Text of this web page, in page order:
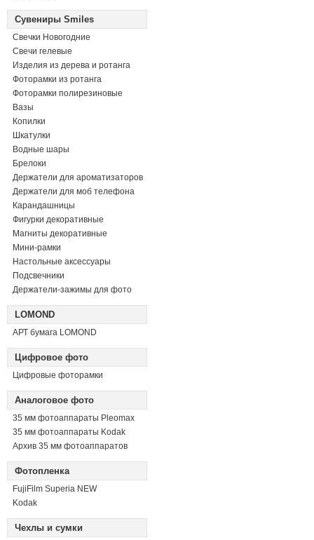
Сувениры Smiles
Свечки Новогодние
Свечи гелевые
Изделия из дерева и ротанга
Фоторамки из ротанга
Фоторамки полирезиновые
Вазы
Копилки
Шкатулки
Водные шары
Брелоки
Держатели для ароматизаторов
Держатели для моб телефона
Карандашницы
Фигурки декоративные
Магниты декоративные
Мини-рамки
Настольные аксессуары
Подсвечники
Держатели-зажимы для фото
LOMOND
АРТ бумага LOMOND
Цифровое фото
Цифровые фоторамки
Аналоговое фото
35 мм фотоаппараты Pleomax
35 мм фотоаппараты Kodak
Архив 35 мм фотоаппаратов
Фотопленка
FujiFilm Superia NEW
Kodak
Чехлы и сумки